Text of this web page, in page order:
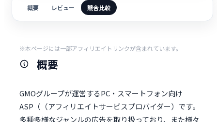
概要 レビュー 競合比較
※本ページには一部アフィリエイトリンクが含まれています。
概要
GMOグループが運営するPC・スマートフォン向け
ASP（（アフィリエイトサービスプロバイダー）です。
多種多様なジャンルの広告を取り扱っており、また様々